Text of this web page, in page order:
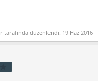
tarafında düzenlendi: 19 Haz 2016